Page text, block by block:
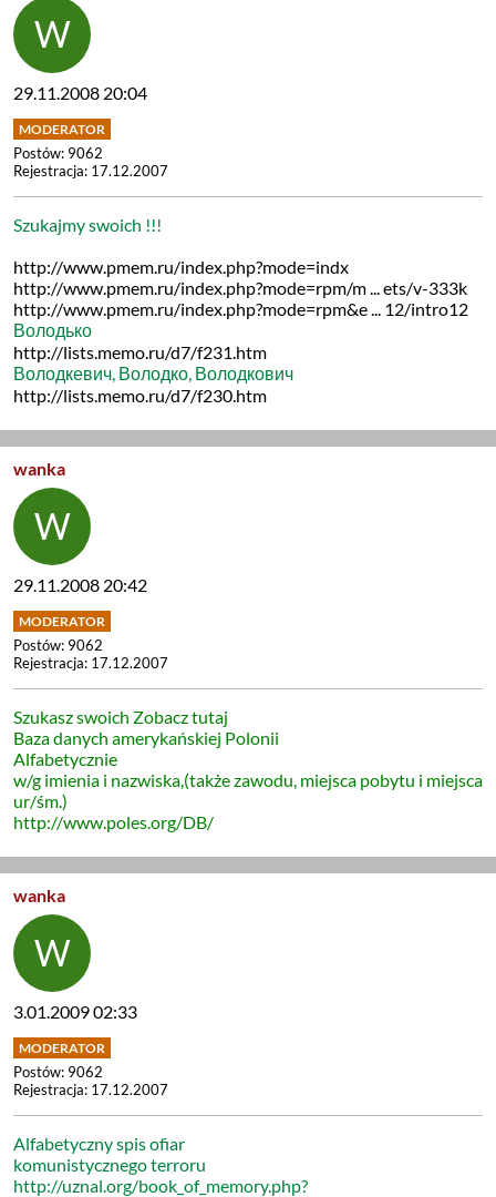
29.11.2008 20:04
Postów: 9062
Rejestracja: 17.12.2007
Szukajmy swoich !!!
http://www.pmem.ru/index.php?mode=indx
http://www.pmem.ru/index.php?mode=rpm/m ... ets/v-333k
http://www.pmem.ru/index.php?mode=rpm&e ... 12/intro12
Володько
http://lists.memo.ru/d7/f231.htm
Володкевич, Володко, Володкович
http://lists.memo.ru/d7/f230.htm
wanka
29.11.2008 20:42
Postów: 9062
Rejestracja: 17.12.2007
Szukasz swoich Zobacz tutaj
Baza danych amerykańskiej Polonii
Alfabetycznie
w/g imienia i nazwiska,(także zawodu, miejsca pobytu i miejsca
ur/śm.)
http://www.poles.org/DB/
wanka
3.01.2009 02:33
Postów: 9062
Rejestracja: 17.12.2007
Alfabetyczny spis ofiar
komunistycznego terroru
http://uznal.org/book_of_memory.php?